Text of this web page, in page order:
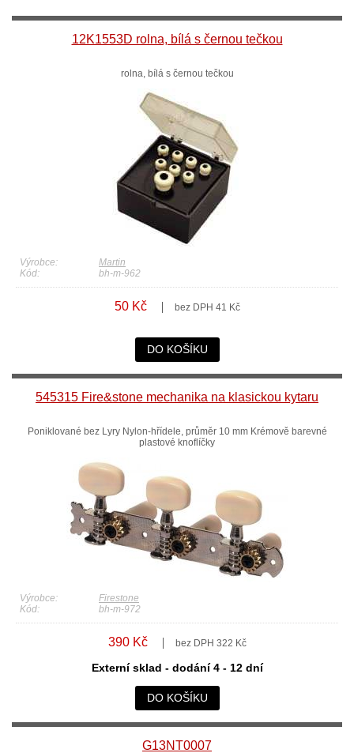
12K1553D rolna, bílá s černou tečkou
rolna, bílá s černou tečkou
Výrobce:
Martin
Kód:
bh-m-962
50 Kč bez DPH 41 Kč
DO KOŠÍKU
545315 Fire&stone mechanika na klasickou kytaru
Poniklované bez Lyry Nylon-hřídele, průměr 10 mm Krémově barevné
plastové knoflíčky
Výrobce:
Firestone
Kód:
bh-m-972
390 Kč bez DPH 322 Kč
Externí sklad - dodání 4 - 12 dní
DO KOŠÍKU
G13NT0007